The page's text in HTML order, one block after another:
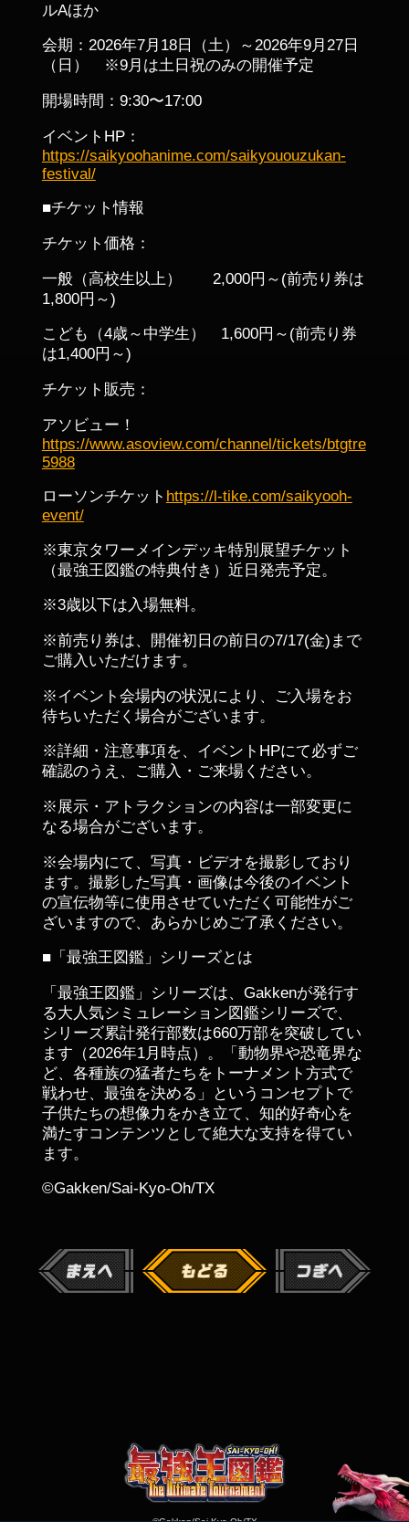
ルAほか
会期：2026年7月18日（土）～2026年9月27日
（日） ※9月は土日祝のみの開催予定
開場時間：9:30〜17:00
イベントHP：
https://saikyoohanime.com/saikyououzukan-
festival/
■チケット情報
チケット価格：
一般（高校生以上） 2,000円～(前売り券は
1,800円～)
こども（4歳～中学生） 1,600円～(前売り券
は1,400円～)
チケット販売：
アソビュー！
https://www.asoview.com/channel/tickets/btgtre
5988
ローソンチケット https://l-tike.com/saikyooh-
event/
※東京タワーメインデッキ特別展望チケット
（最強王図鑑の特典付き）近日発売予定。
※3歳以下は入場無料。
※前売り券は、開催初日の前日の7/17(金)まで
ご購入いただけます。
※イベント会場内の状況により、ご入場をお
待ちいただく場合がございます。
※詳細・注意事項を、イベントHPにて必ずご
確認のうえ、ご購入・ご来場ください。
※展示・アトラクションの内容は一部変更に
なる場合がございます。
※会場内にて、写真・ビデオを撮影しており
ます。撮影した写真・画像は今後のイベント
の宣伝物等に使用させていただく可能性がご
ざいますので、あらかじめご了承ください。
■「最強王図鑑」シリーズとは
「最強王図鑑」シリーズは、Gakkenが発行す
る大人気シミュレーション図鑑シリーズで、
シリーズ累計発行部数は660万部を突破してい
ます（2026年1月時点）。「動物界や恐竜界な
ど、各種族の猛者たちをトーナメント方式で
戦わせ、最強を決める」というコンセプトで
子供たちの想像力をかき立て、知的好奇心を
満たすコンテンツとして絶大な支持を得てい
ます。
©Gakken/Sai-Kyo-Oh/TX